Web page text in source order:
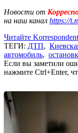
Новости от
на наш канал https://
Читайте
ТЕГИ: ДТП,
автомобиль,
Если вы заметили
нажмите Ctrl+Enter,